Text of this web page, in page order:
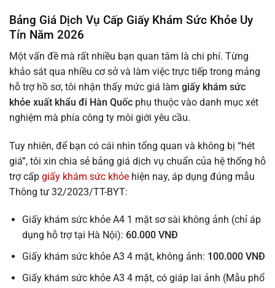
Bảng Giá Dịch Vụ Cấp Giấy Khám Sức Khỏe Uy
Tín Năm 2026
Một vấn đề mà rất nhiều bạn quan tâm là chi phí. Từng
khảo sát qua nhiều cơ sở và làm việc trực tiếp trong mảng
hỗ trợ hồ sơ, tôi nhận thấy mức giá làm giấy khám sức
khỏe xuất khẩu đi Hàn Quốc phụ thuộc vào danh mục xét
nghiệm mà phía công ty môi giới yêu cầu.
Tuy nhiên, để bạn có cái nhìn tổng quan và không bị “hét
giá”, tôi xin chia sẻ bảng giá dịch vụ chuẩn của hệ thống hỗ
trợ cấp giấy khám sức khỏe hiện nay, áp dụng đúng mẫu
Thông tư 32/2023/TT-BYT:
Giấy khám sức khỏe A4 1 mặt sơ sài không ảnh (chỉ áp
dụng hỗ trợ tại Hà Nội): 60.000 VNĐ
Giấy khám sức khỏe A3 4 mặt, không ảnh: 100.000 VNĐ
Giấy khám sức khỏe A3 4 mặt, có giáp lai ảnh (Mẫu phổ